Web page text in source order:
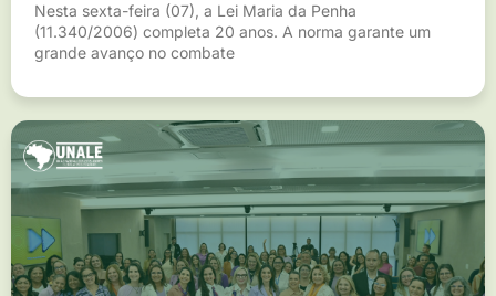
Nesta sexta-feira (07), a Lei Maria da Penha
(11.340/2006) completa 20 anos. A norma garante um
grande avanço no combate